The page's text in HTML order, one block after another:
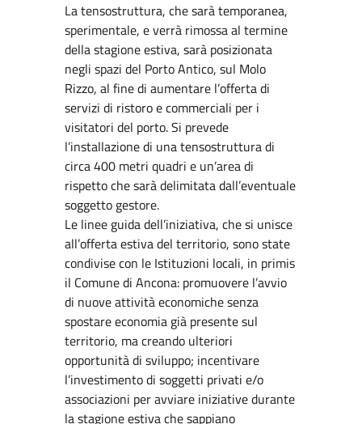
La tensostruttura, che sarà temporanea,
sperimentale, e verrà rimossa al termine
della stagione estiva, sarà posizionata
negli spazi del Porto Antico, sul Molo
Rizzo, al fine di aumentare l’offerta di
servizi di ristoro e commerciali per i
visitatori del porto. Si prevede
l’installazione di una tensostruttura di
circa 400 metri quadri e un’area di
rispetto che sarà delimitata dall’eventuale
soggetto gestore.
Le linee guida dell’iniziativa, che si unisce
all’offerta estiva del territorio, sono state
condivise con le Istituzioni locali, in primis
il Comune di Ancona: promuovere l’avvio
di nuove attività economiche senza
spostare economia già presente sul
territorio, ma creando ulteriori
opportunità di sviluppo; incentivare
l’investimento di soggetti privati e/o
associazioni per avviare iniziative durante
la stagione estiva che sappiano